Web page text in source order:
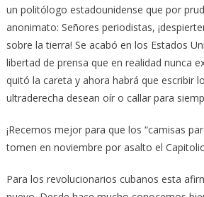
un politólogo estadounidense que por
anonimato: Señores periodistas,
sobre la tierra! Se acabó en los Estados
libertad de prensa que en realidad nunca
quitó la careta y ahora habrá que escribir
ultraderecha desean oír o callar para
¡Recemos mejor para que los “camisas
tomen en noviembre por asalto el
Para los revolucionarios cubanos esta